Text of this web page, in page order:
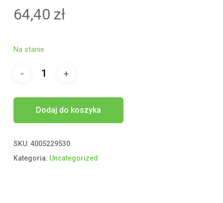
64,40 zł
Na stanie
Dodaj do koszyka
SKU: 4005229530
Kategoria: Uncategorized